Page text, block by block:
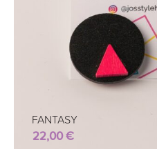
FANTASY
22,00€